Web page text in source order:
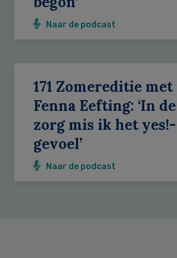
Naar de podcast
171 Zomereditie met
Fenna Eefting: ‘In de
zorg mis ik het yes!-
gevoel’
Naar de podcast